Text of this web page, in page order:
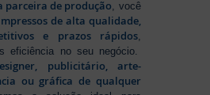
parceira de produção , você
de alta qualidade,
e prazos rápidos,
eficiência no seu negócio.
publicitário, arte-
ou gráfica de qualquer